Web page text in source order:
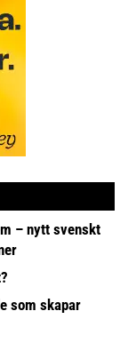
– nytt svenskt
som skapar